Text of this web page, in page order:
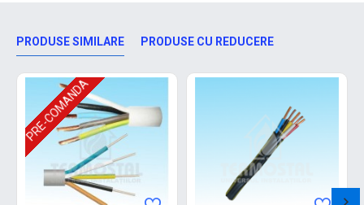
PRODUSE SIMILARE PRODUSE CU REDUCERE
PRE-COMANDA